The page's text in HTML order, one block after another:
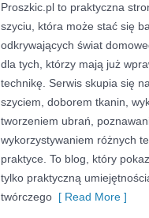
Proszkic.pl to praktyczna
szyciu, która może stać się
odkrywających świat
dla tych, którzy mają już
technikę. Serwis skupia się
szyciem, doborem tkanin,
tworzeniem ubrań,
wykorzystywaniem różnych
praktyce. To blog, który
tylko praktyczną
twórczego [ Read More ]